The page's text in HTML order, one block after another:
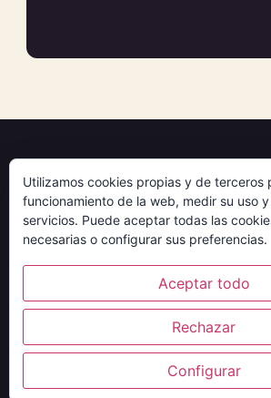
Museo del Tarot
Guías, reseñas y selección de barajas,
accesorios para comprar con criterio.
Política de privacidad
Utilizamos cookies propias y de terceros
funcionamiento de la web, medir su uso
servicios. Puede aceptar todas las
necesarias o configurar sus preferencias.
Aceptar todo
Rechazar
Configurar